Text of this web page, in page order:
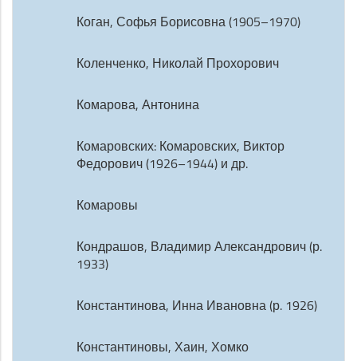
Коган, Софья Борисовна (1905–1970)
Коленченко, Николай Прохорович
Комарова, Антонина
Комаровских: Комаровских, Виктор
Федорович (1926–1944) и др.
Комаровы
Кондрашов, Владимир Александрович (р.
1933)
Константинова, Инна Ивановна (р. 1926)
Константиновы, Хаин, Хомко